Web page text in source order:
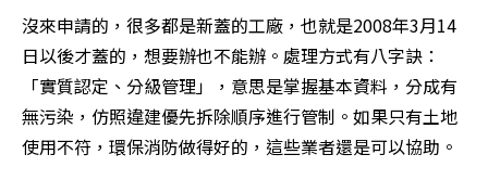
沒來申請的，很多都是新蓋的工廠，也就是2008年3月14
日以後才蓋的，想要辦也不能辦。處理方式有八字訣：
「實質認定、分級管理」，意思是掌握基本資料，分成有
無污染，仿照違建優先拆除順序進行管制。如果只有土地
使用不符，環保消防做得好的，這些業者還是可以協助。